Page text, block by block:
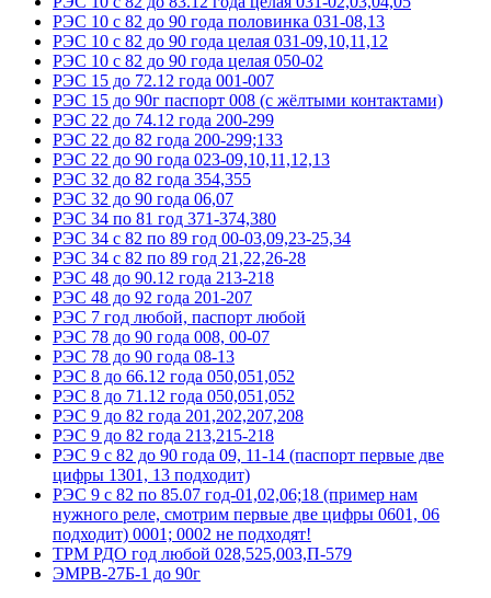
РЭС 10 с 82 до 90 года половинка 031-08,13
РЭС 10 с 82 до 90 года целая 031-09,10,11,12
РЭС 10 с 82 до 90 года целая 050-02
РЭС 15 до 72.12 года 001-007
РЭС 15 до 90г паспорт 008 (с жёлтыми контактами)
РЭС 22 до 74.12 года 200-299
РЭС 22 до 82 года 200-299;133
РЭС 22 до 90 года 023-09,10,11,12,13
РЭС 32 до 82 года 354,355
РЭС 32 до 90 года 06,07
РЭС 34 по 81 год 371-374,380
РЭС 34 с 82 по 89 год 00-03,09,23-25,34
РЭС 34 с 82 по 89 год 21,22,26-28
РЭС 48 до 90.12 года 213-218
РЭС 48 до 92 года 201-207
РЭС 7 год любой, паспорт любой
РЭС 78 до 90 года 008, 00-07
РЭС 78 до 90 года 08-13
РЭС 8 до 66.12 года 050,051,052
РЭС 8 до 71.12 года 050,051,052
РЭС 9 до 82 года 201,202,207,208
РЭС 9 до 82 года 213,215-218
РЭС 9 с 82 до 90 года 09, 11-14 (паспорт первые две
цифры 1301, 13 подходит)
РЭС 9 с 82 по 85.07 год-01,02,06;18 (пример нам
нужного реле, смотрим первые две цифры 0601, 06
подходит) 0001; 0002 не подходят!
ТРМ РДО год любой 028,525,003,П-579
ЭМРВ-27Б-1 до 90г